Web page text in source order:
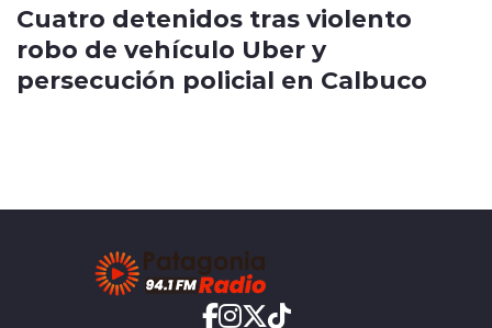
Cuatro detenidos tras violento
robo de vehículo Uber y
persecución policial en Calbuco